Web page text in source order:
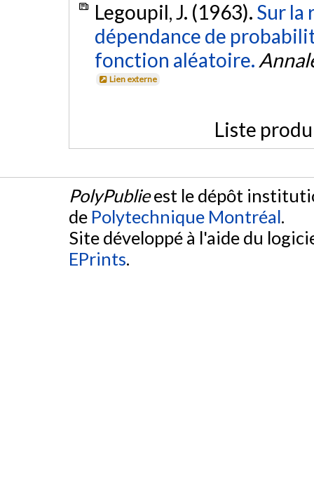
Legoupil, J. (1963). Sur la
dépendance de
fonction aléatoire.
Lien externe
Liste
PolyPublieest le dépôt
de Polytechnique Montréal.
Site développé à l'aide du
EPrints.